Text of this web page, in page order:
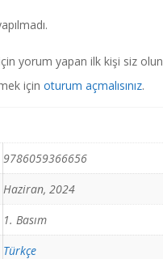
için yorum yapan ilk kişi siz olun
için oturum açmalısınız.
9786059366656
Haziran, 2024
1. Basım
Türkçe